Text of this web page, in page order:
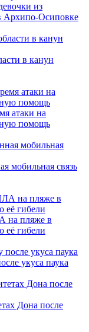
из
Архипо-Осиповке
в канун
атаки на
помощь
мобильная связь
на пляже в
её гибели
укуса паука
Дона после